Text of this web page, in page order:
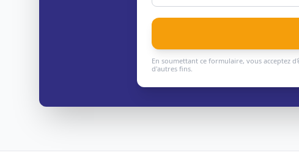
En soumettant ce formulaire, vous acceptez
d'autres fins.